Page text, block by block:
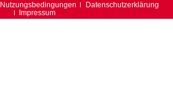
Nutzungsbedingungen
Datenschutzerklärung
Impressum